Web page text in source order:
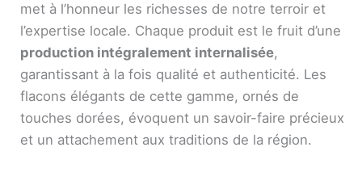
met à l’honneur les richesses de notre terroir et
l’expertise locale. Chaque produit est le fruit d’une
production intégralement internalisée,
garantissant à la fois qualité et authenticité. Les
flacons élégants de cette gamme, ornés de
touches dorées, évoquent un savoir-faire précieux
et un attachement aux traditions de la région.